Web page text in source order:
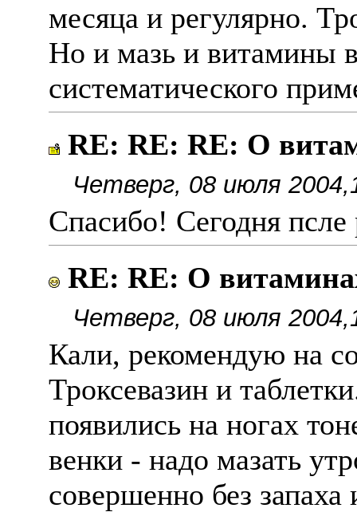
месяца и регулярно.
Но и мазь и витамины
систематического
RE: RE: RE: О
Четверг, 08 июля
Спасибо! Сегодня
RE: RE: О
Четверг, 08 июля
Кали, рекомендую на
Троксевазин и
появились на ногах
венки - надо мазать
совершенно без